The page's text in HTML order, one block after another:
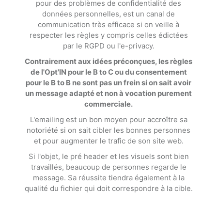
pour des problèmes de confidentialité des
données personnelles, est un canal de
communication très efficace si on veille à
respecter les règles y compris celles édictées
par le RGPD ou l'e-privacy.
Contrairement aux idées préconçues, les règles
de l'Opt'IN pour le B to C ou du consentement
pour le B to B ne sont pas un frein si on sait avoir
un message adapté et non à vocation purement
commerciale.
L'emailing est un bon moyen pour accroître sa
notoriété si on sait cibler les bonnes personnes
et pour augmenter le trafic de son site web.
Si l'objet, le pré header et les visuels sont bien
travaillés, beaucoup de personnes regarde le
message. Sa réussite tiendra également à la
qualité du fichier qui doit correspondre à la cible.